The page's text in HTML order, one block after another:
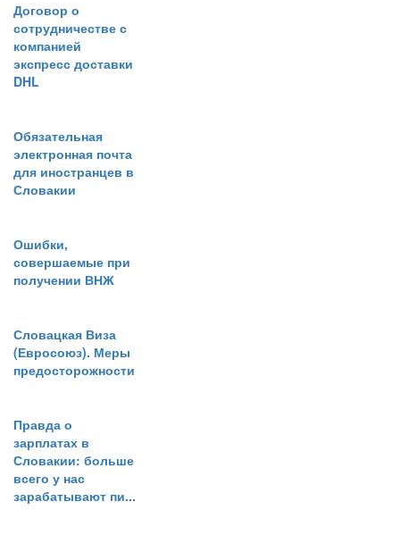
Договор о
сотрудничестве с
компанией
экспресс доставки
DHL
Обязательная
электронная почта
для иностранцев в
Словакии
Ошибки,
совершаемые при
получении ВНЖ
Словацкая Виза
(Евросоюз). Меры
предосторожности
Правда о
зарплатах в
Словакии: больше
всего у нас
зарабатывают пи...